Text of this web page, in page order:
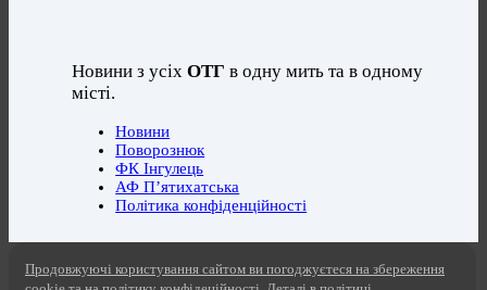
Новини з усіхОТГ в одну мить та в одному
місті.
Новини
Поворознюк
ФК Інгулець
АФ П’ятихатська
Політика конфіденційності
Продовжуючі користування сайтом ви погоджуєтеся на збереження